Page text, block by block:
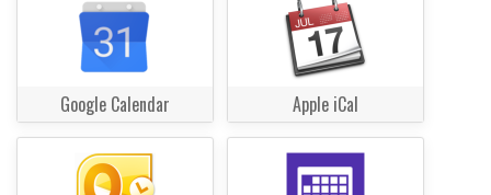
Google Calendar Apple iCal